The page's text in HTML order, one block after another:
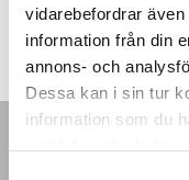
vidarebefordrar
information från din
annons- och
Dessa kan i sin tur
information som du